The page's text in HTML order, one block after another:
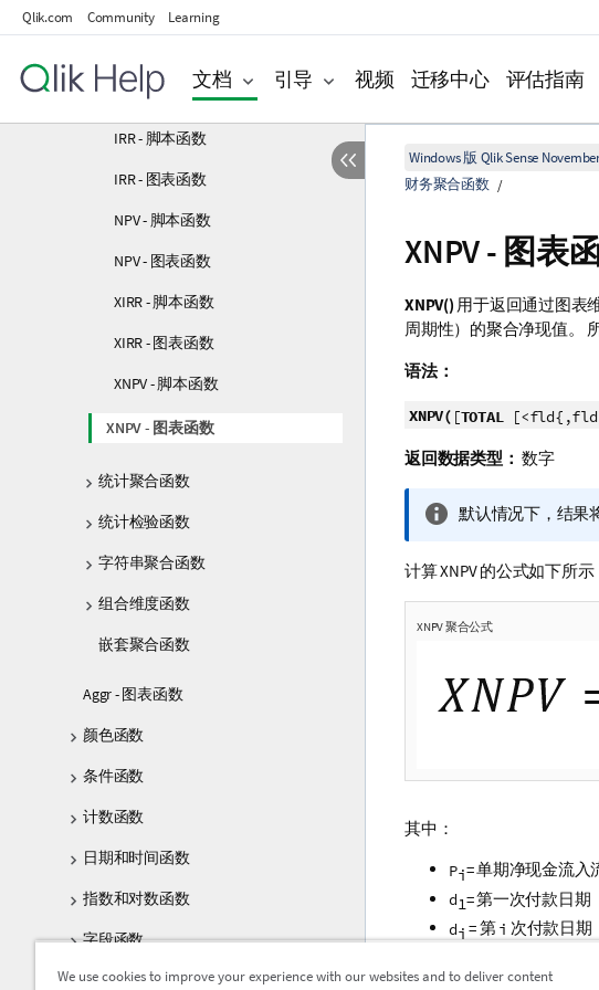
Qlik.com Community Learning
文档 引导 视频 迁移中心 评估指南
基本聚合函数
计数器聚合函数
财务聚合函数
IRR - 脚本函数
IRR - 图表函数
NPV - 脚本函数
NPV - 图表函数
XIRR - 脚本函数
XIRR - 图表函数
XNPV - 脚本函数
XNPV - 图表函数
统计聚合函数
统计检验函数
字符串聚合函数
组合维度函数
嵌套聚合函数
Aggr - 图表函数
颜色函数
条件函数
计数函数
日期和时间函数
指数和对数函数
字段函数
文件函数
Windows 版 Qlik Sense
财务聚合函数
XNPV- 图表
XNPV() 用于返回通过图表
周期性）的聚合净现值。
语法：
XNPV( [TOTAL
返回数据类型： 数字
信
注
默认情况下，结果
计算 XNPV 的公式如下所示
XNPV 聚合公式
其中：
Pi= 单期净现金流入
d1= 第一次付款日期
di = 第i 次付款日期
We use cookies to improve your experience with our websites and to deliver content